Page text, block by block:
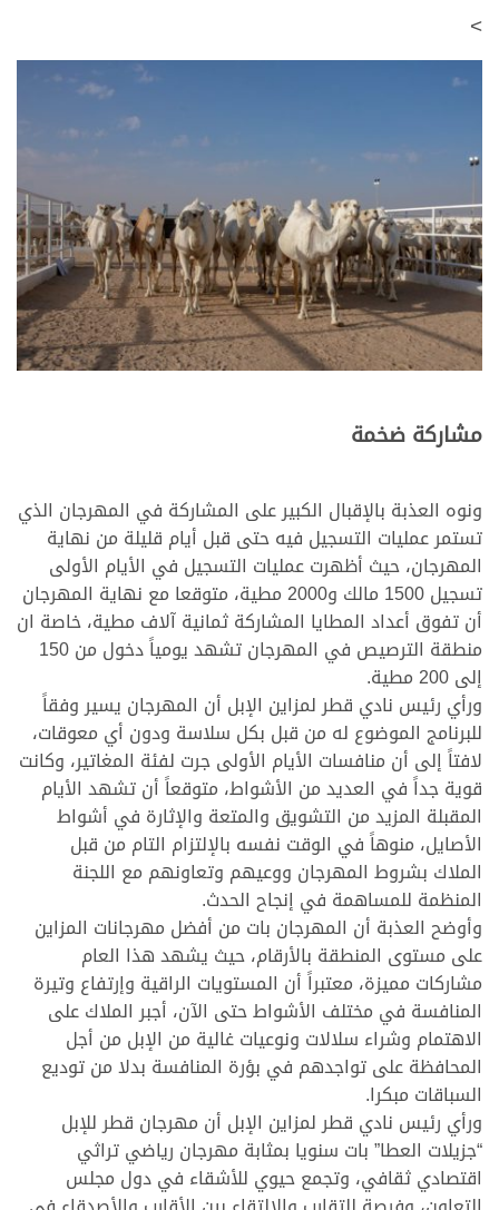
>
مشاركة ضخمة
ونوه العذبة بالإقبال الكبير على المشاركة في المهرجان الذي
تستمر عمليات التسجيل فيه حتى قبل أيام قليلة من نهاية
المهرجان، حيث أظهرت عمليات التسجيل في الأيام الأولى
تسجيل 1500 مالك و2000 مطية، متوقعا مع نهاية المهرجان
أن تفوق أعداد المطايا المشاركة ثمانية آلاف مطية، خاصة ان
منطقة الترصيص في المهرجان تشهد يومياً دخول من 150
إلى 200 مطية.
ورأي رئيس نادي قطر لمزاين الإبل أن المهرجان يسير وفقاً
للبرنامج الموضوع له من قبل بكل سلاسة ودون أي معوقات،
لافتاً إلى أن منافسات الأيام الأولى جرت لفئة المغاتير، وكانت
قوية جداً في العديد من الأشواط، متوقعاً أن تشهد الأيام
المقبلة المزيد من التشويق والمتعة والإثارة في أشواط
الأصايل، منوهاً في الوقت نفسه بالإلتزام التام من قبل
الملاك بشروط المهرجان ووعيهم وتعاونهم مع اللجنة
المنظمة للمساهمة في إنجاح الحدث.
وأوضح العذبة أن المهرجان بات من أفضل مهرجانات المزاين
على مستوى المنطقة بالأرقام، حيث يشهد هذا العام
مشاركات مميزة، معتبراً أن المستويات الراقية وإرتفاع وتيرة
المنافسة في مختلف الأشواط حتى الآن، أجبر الملاك على
الاهتمام وشراء سلالات ونوعيات غالية من الإبل من أجل
المحافظة على تواجدهم في بؤرة المنافسة بدلا من توديع
السباقات مبكرا.
ورأي رئيس نادي قطر لمزاين الإبل أن مهرجان قطر للإبل
“جزيلات العطا” بات سنويا بمثابة مهرجان رياضي تراثي
اقتصادي ثقافي، وتجمع حيوي للأشقاء في دول مجلس